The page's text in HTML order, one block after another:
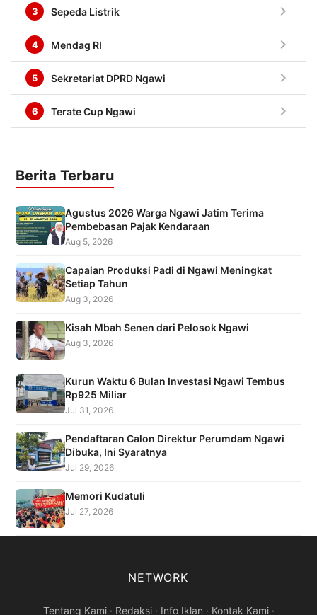
3 Sepeda Listrik chevron_right
4 Mendag RI chevron_right
5 Sekretariat DPRD Ngawi chevron_right
6 Terate Cup Ngawi chevron_right
Berita Terbaru
Agustus 2026 Warga Ngawi Jatim Terima
Pembebasan Pajak Kendaraan
Aug 5, 2026
Capaian Produksi Padi di Ngawi Meningkat
Setiap Tahun
Aug 3, 2026
Kisah Mbah Senen dari Pelosok Ngawi
Aug 3, 2026
Kurun Waktu 6 Bulan Investasi Ngawi Tembus
Rp925 Miliar
Jul 31, 2026
Pendaftaran Calon Direktur Perumdam Ngawi
Dibuka, Ini Syaratnya
Jul 29, 2026
Memori Kudatuli
Jul 27, 2026
NETWORK
Tentang Kami· Redaksi· Info Iklan · Kontak Kami·